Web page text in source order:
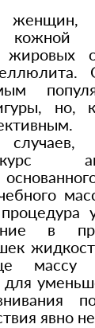
женщин,
кожной
жировых
но,
в
массу
явно